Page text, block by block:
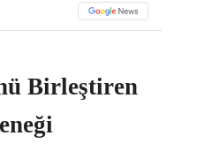
Birleştiren